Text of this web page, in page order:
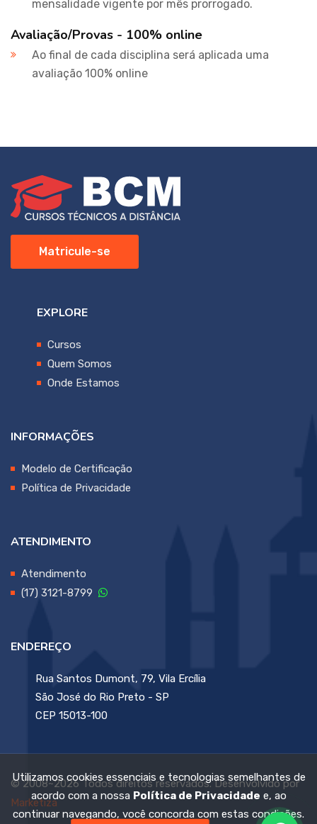
mensalidade vigente por mês prorrogado.
Avaliação/Provas - 100% online
Ao final de cada disciplina será aplicada uma
avaliação 100% online
Matricule-se
EXPLORE
Cursos
Quem Somos
Onde Estamos
INFORMAÇÕES
Modelo de Certificação
Política de Privacidade
ATENDIMENTO
Atendimento
(17) 3121-8799
ENDEREÇO
Rua Santos Dumont, 79, Vila Ercília
São José do Rio Preto - SP
CEP 15013-100
© 2008~2026 Todos direitos reservados. Desenvolvido por
Marketiza
Utilizamos cookies essenciais e tecnologias semelhantes de
acordo com a nossa Política de Privacidade e, ao
continuar navegando, você concorda com estas condições.